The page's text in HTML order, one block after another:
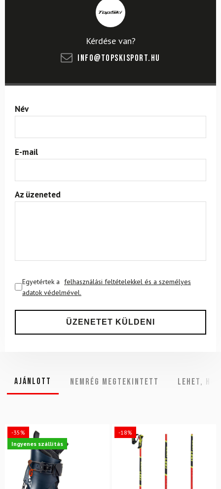
Kérdése van?
info@topskisport.hu
Név
E-mail
Az üzeneted
Egyetértek a felhasználási feltételekkel és a személyes
adatok védelmével.
Ajánlott NEMRÉG MEGTEKINTETT Lehet,
-35%
Ingyenes szállítás
-18%